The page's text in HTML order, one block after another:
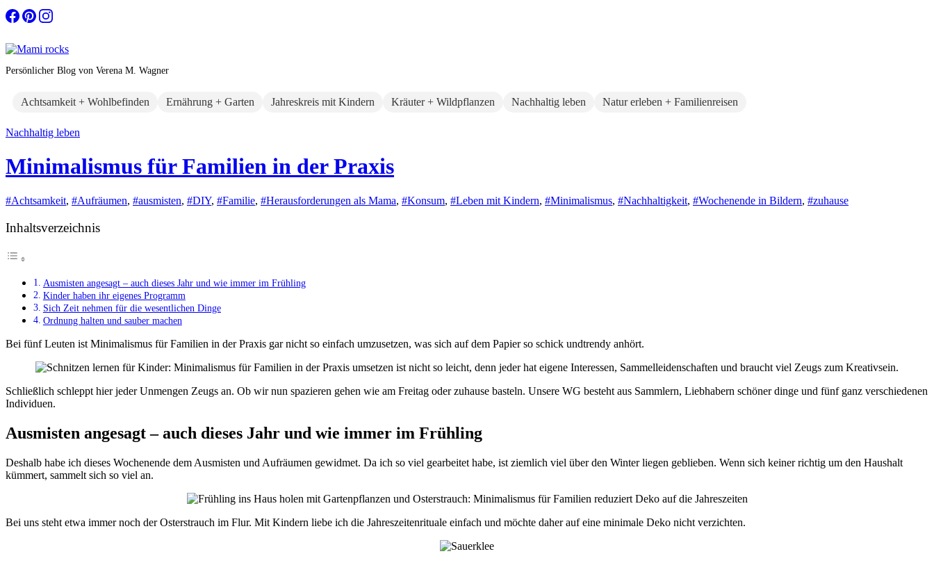
Zum
Inhalt
Persönlicher Blog von Verena M. Wagner
Achtsamkeit + Wohlbefinden Ernährung + Garten Jahreskreis mit Kindern Kräuter + Wildpflanzen Nachhaltig leben Natur erleben + Familienreisen
Nachhaltig leben
Minimalismus für Familien in der Praxis
#Achtsamkeit, #Aufräumen, #ausmisten, #DIY, #Familie, #Herausforderungen als Mama, #Konsum, #Leben mit Kindern, #Minimalismus, #Nachhaltigkeit, #Wochenende in Bildern, #zuhause
Inhaltsverzeichnis
Ausmisten angesagt – auch dieses Jahr und wie immer im Frühling
Kinder haben ihr eigenes Programm
Sich Zeit nehmen für die wesentlichen Dinge
Ordnung halten und sauber machen
Bei fünf Leuten ist Minimalismus für Familien in der Praxis gar nicht so einfach umzusetzen, was sich auf dem Papier so schick undtrendy anhört.
Schließlich schleppt hier jeder Unmengen Zeugs an. Ob wir nun spazieren gehen wie am Freitag oder zuhause basteln. Unsere WG besteht aus Sammlern, Liebhabern schöner dinge und fünf ganz verschiedenen
Individuen.
Ausmisten angesagt – auch dieses Jahr und wie immer im Frühling
Deshalb habe ich dieses Wochenende dem Ausmisten und Aufräumen gewidmet. Da ich so viel gearbeitet habe, ist ziemlich viel über den Winter liegen geblieben. Wenn sich keiner richtig um den Haushalt
kümmert, sammelt sich so viel an.
Bei uns steht etwa immer noch der Osterstrauch im Flur. Mit Kindern liebe ich die Jahreszeitenrituale einfach und möchte daher auf eine minimale Deko nicht verzichten.